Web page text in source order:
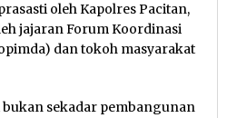
oleh Kapolres Pacitan,
jajaran Forum Koordinasi
dan tokoh masyarakat
sekadar pembangunan